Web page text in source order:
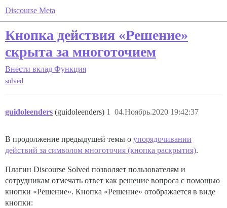
Discourse Meta
Кнопка действия «Решение»
скрыта за многоточием
Внести вклад Функция
solved
guidoleenders (guidoleenders) 04.Ноябрь.2020 19:42:37
1
В продолжение предыдущей темы о упорядочивании
действий за символом многоточия (кнопка раскрытия).
Плагин Discourse Solved позволяет пользователям и
сотрудникам отмечать ответ как решение вопроса с помощью
кнопки «Решение». Кнопка «Решение» отображается в виде
кнопки: